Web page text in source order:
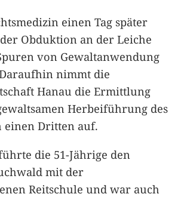
einen Tag später
Obduktion an der Leiche
von Gewaltanwendung
nimmt die
Hanau die Ermittlung
Herbeiführung des
einen Dritten auf.
die 51-Jährige den
mit der
Reitschule und war auch